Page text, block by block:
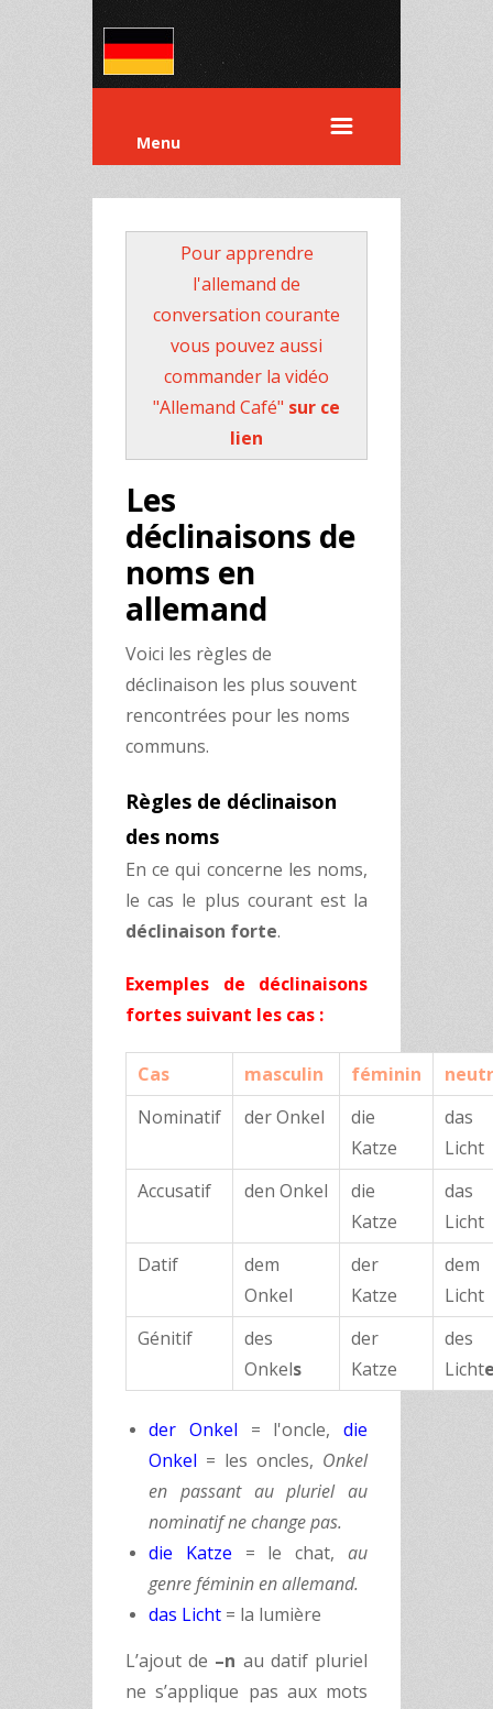
Menu
Pour apprendre
l'allemand de
conversation courante
vous pouvez aussi
commander la vidéo
"Allemand Café" sur ce
lien
Les
déclinaisons de
noms en
allemand
Voici les règles de
déclinaison les plus souvent
rencontrées pour les noms
communs.
Règles de déclinaison
des noms
En ce qui concerne les noms,
le cas le plus courant est la
déclinaison forte.
Exemples de déclinaisons
fortes suivant les cas :
Cas masculin féminin
Nominatif
der Onkel
die
Katze
das
Licht
Accusatif
den Onkel
die
Katze
das
Licht
Datif
dem
Onkel
der
Katze
dem
Licht
Génitif
des
Onkels
der
Katze
des
Licht
der Onkel = l'oncle, die
Onkel = les oncles, Onkel
en passant au pluriel au
nominatif ne change pas.
die Katze = le chat,au
genre féminin en allemand.
das Licht = la lumière
L’ajout de –n au datif pluriel
ne s’applique pas aux mots